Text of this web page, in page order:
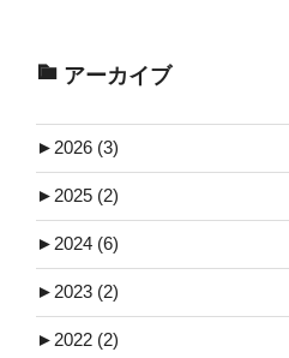
アーカイブ
►2026 (3)
►2025 (2)
►2024 (6)
►2023 (2)
►2022 (2)